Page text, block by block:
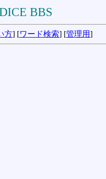
BBS
方] [ワード検索] [管理用]